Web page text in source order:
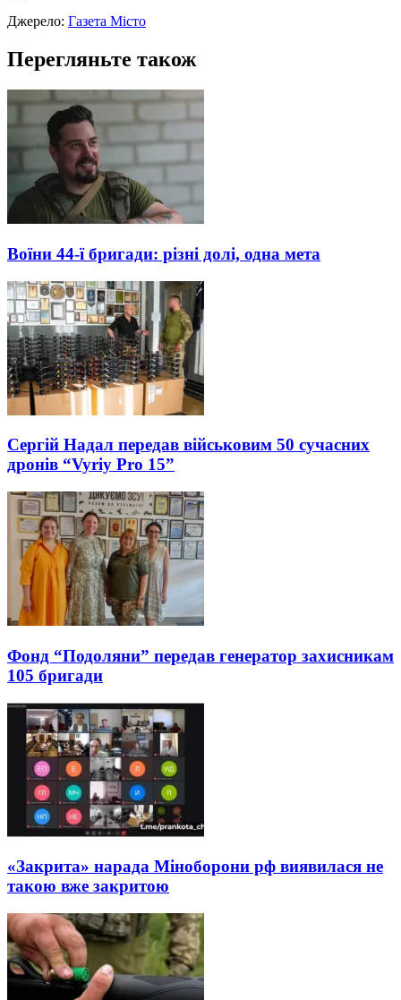
Джерело: Газета Місто
Перегляньте також
Воїни 44-ї бригади: різні долі, одна мета
Сергій Надал передав військовим 50 сучасних
дронів “Vyriy Pro 15”
Фонд “Подоляни” передав генератор захисникам
105 бригади
«Закрита» нарада Міноборони рф виявилася не
такою вже закритою